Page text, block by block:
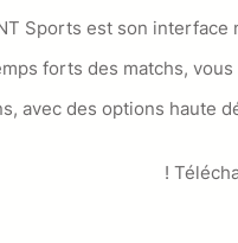
Sports est son
forts des matchs,
avec des options